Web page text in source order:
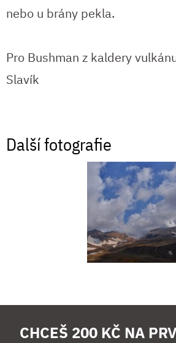
nebo u brány pekla.
Pro Bushman z kaldery
Slavík
Další fotografie
CHCEŠ 200 KČ NA